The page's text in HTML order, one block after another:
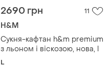
2690 грн 11
H&M
Сукня-кафтан h&m premium
з льоном і віскозою, нова, l
L